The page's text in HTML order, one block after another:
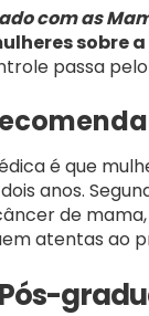
com as
sobre
passa
é que
anos.
de
atentas ao